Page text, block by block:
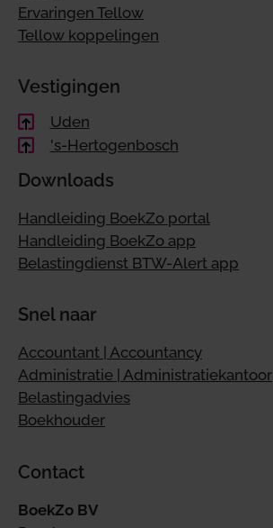
Ervaringen Tellow
Tellow koppelingen
Vestigingen
Uden
's-Hertogenbosch
Downloads
Handleiding BoekZo portal
Handleiding BoekZo app
Belastingdienst BTW-Alert app
Snel naar
Accountant | Accountancy
Administratie | Administratiekantoor
Belastingadvies
Boekhouder
Contact
BoekZo BV